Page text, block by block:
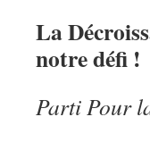
La
notre défi !
Parti Pour